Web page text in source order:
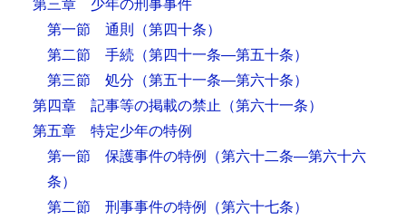
第一節 通則 （第四十条）
第二節 手続 （第四十一条―第五十条）
第三節 処分 （第五十一条―第六十条）
第四章 記事等の掲載の禁止 （第六十一条）
第五章 特定少年の特例
第一節 保護事件の特例 （第六十二条―第六十六
条）
第二節 刑事事件の特例 （第六十七条）